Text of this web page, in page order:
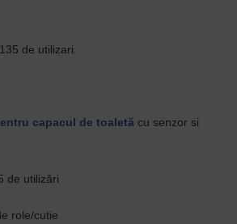
de utilizari.
capacul de toaletă cu senzor si
de utilizări
role/cutie